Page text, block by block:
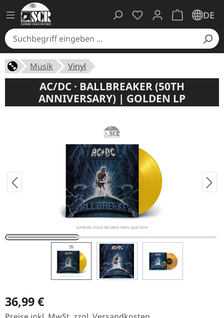
Du hast 0 Produkte
Warenkorb
DE
Musik Vinyl
AC/DC · BALLBREAKER (50TH
ANNIVERSARY) | GOLDEN LP
Regulärer Preis:
36,99 €